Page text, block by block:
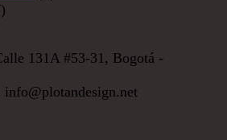
131A #53-31, Bogotá -